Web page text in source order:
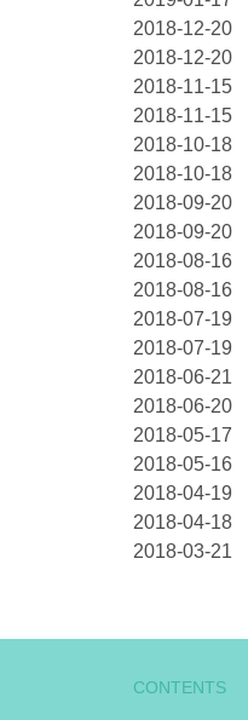
2018-12-20
2018-12-20
2018-11-15
2018-11-15
2018-10-18
2018-10-18
2018-09-20
2018-09-20
2018-08-16
2018-08-16
2018-07-19
2018-07-19
2018-06-21
2018-06-20
2018-05-17
2018-05-16
2018-04-19
2018-04-18
2018-03-21
CONTENTS